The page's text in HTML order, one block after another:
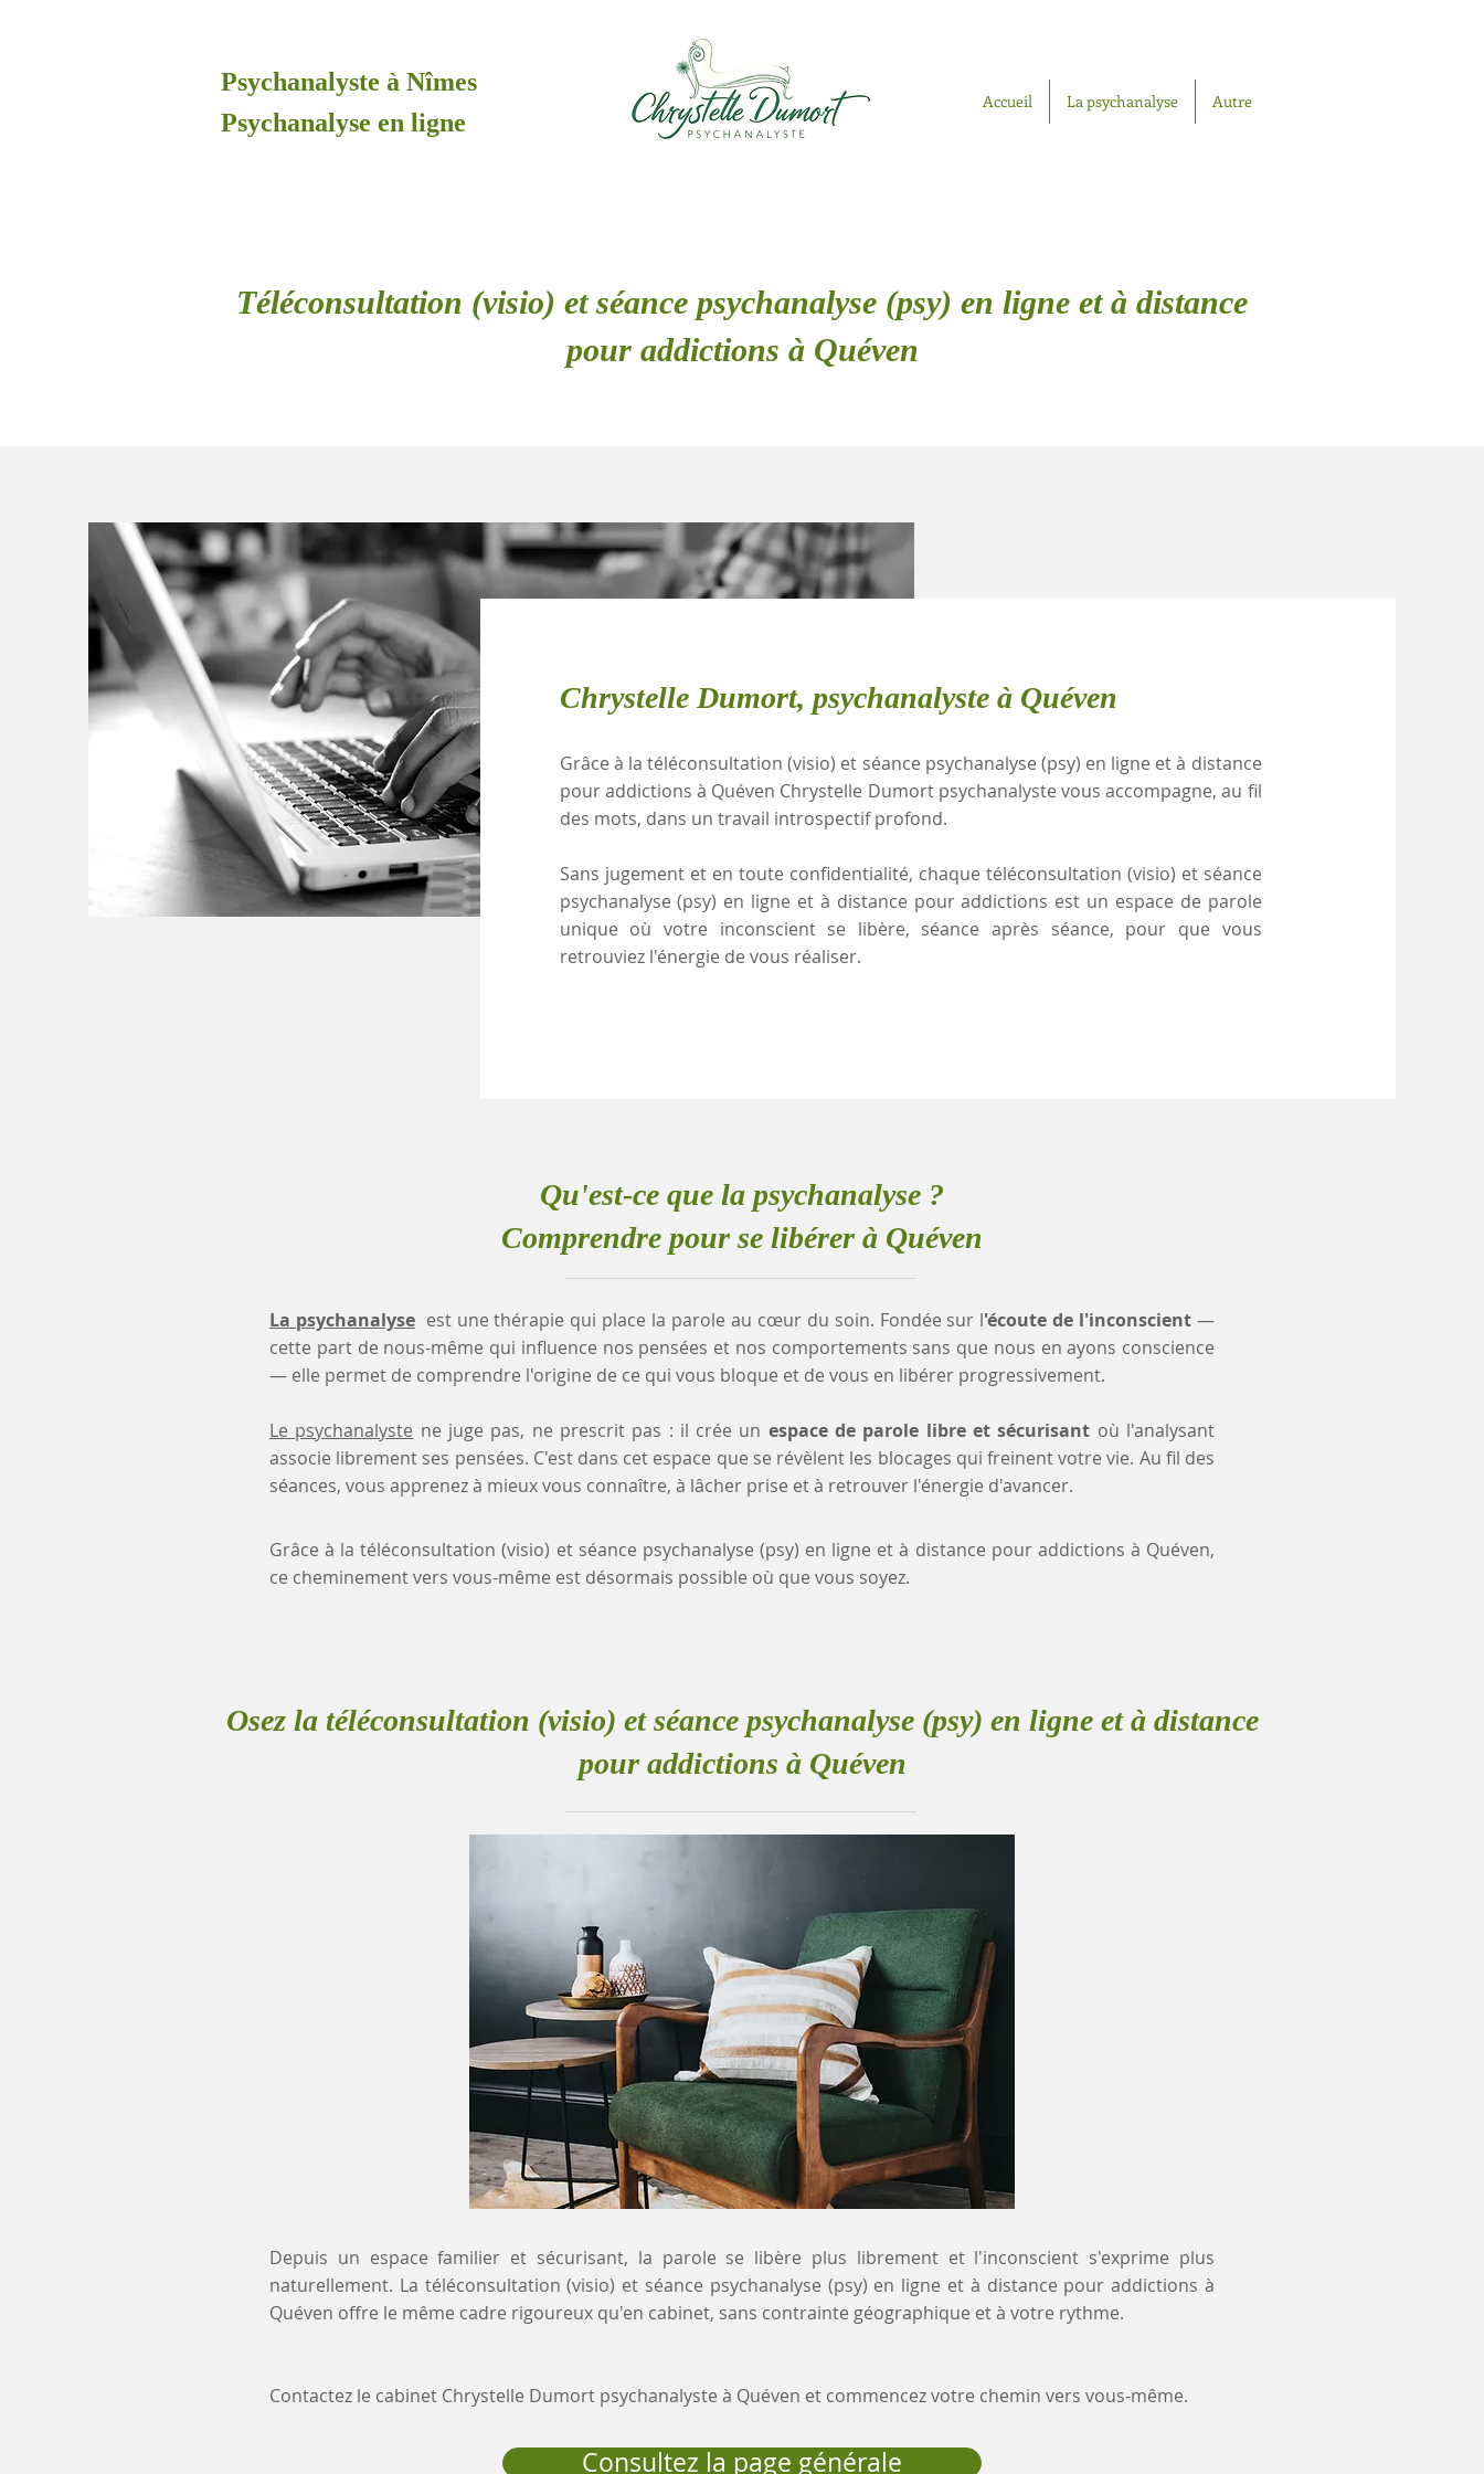
Psychanalyste à Nîmes
Psychanalyse en ligne
Accueil La psychanalyse Autre
Téléconsultation (visio) et séance psychanalyse (psy) en ligne et à distance
pour addictions à Quéven
Chrystelle Dumort, psychanalyste à Quéven
Grâce à la téléconsultation (visio) et séance psychanalyse (psy) en ligne et à distance
pour addictions à Quéven Chrystelle Dumort psychanalyste vous accompagne, au fil
des mots, dans un travail introspectif profond.
Sans jugement et en toute confidentialité, chaque téléconsultation (visio) et séance
psychanalyse (psy) en ligne et à distance pour addictions est un espace de parole
unique où votre inconscient se libère, séance après séance, pour que vous
retrouviez l'énergie de vous réaliser.
Qu'est-ce que la psychanalyse ?
Comprendre pour se libérer à Quéven
La psychanalyse est une thérapie qui place la parole au cœur du soin. Fondée sur l'écoute de l'inconscient—
cette part de nous-même qui influence nos pensées et nos comportements sans que nous en ayons conscience
— elle permet de comprendre l'origine de ce qui vous bloque et de vous en libérer progressivement.
Le psychanalyste ne juge pas, ne prescrit pas : il crée un espace de parole libre et sécurisant où l'analysant
associe librement ses pensées. C'est dans cet espace que se révèlent les blocages qui freinent votre vie. Au fil des
séances, vous apprenez à mieux vous connaître, à lâcher prise et à retrouver l'énergie d'avancer.
Grâce à la téléconsultation (visio) et séance psychanalyse (psy) en ligne et à distance pour addictions à Quéven,
ce cheminement vers vous-même est désormais possible où que vous soyez.
Osez la téléconsultation (visio) et séance psychanalyse (psy) en ligne et à distance
pour addictions à Quéven
Depuis un espace familier et sécurisant, la parole se libère plus librement et l'inconscient s'exprime plus
naturellement. La téléconsultation (visio) et séance psychanalyse (psy) en ligne et à distance pour addictions à
Quéven offre le même cadre rigoureux qu'en cabinet, sans contrainte géographique et à votre rythme.
Contactez le cabinet Chrystelle Dumort psychanalyste à Quéven et commencez votre chemin vers vous-même.
Consultez la page générale